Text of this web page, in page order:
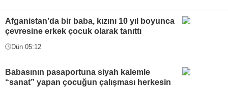
Afganistan’da bir baba, kızını 10 yıl boyunca
çevresine erkek çocuk olarak tanıttı
Dün 05:12
Babasının pasaportuna siyah kalemle
“sanat” yapan çocuğun çalışması herkesin